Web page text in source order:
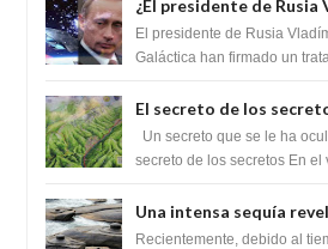
¿El presidente de Rusia
Federación Galactica
tratado para acabar
El presidente de Rusia
Galáctica han firmado un
El secreto de los
cambiaría por
humanidad
Un secreto que se le ha
secreto de los secretos En
Una intensa sequía
impresionante hallazgo
Recientemente, debido al